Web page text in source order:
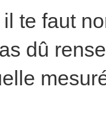
te faut
dû